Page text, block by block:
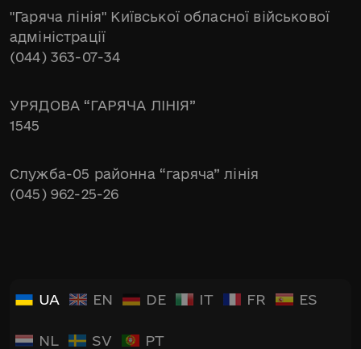
"Гаряча лінія" Київської обласної військової
адміністрації
(044) 363-07-34
УРЯДОВА “ГАРЯЧА ЛІНІЯ”
1545
Служба-05 районна “гаряча” лінія
(045) 962-25-26
UA EN DE IT FR ES
NL SV PT